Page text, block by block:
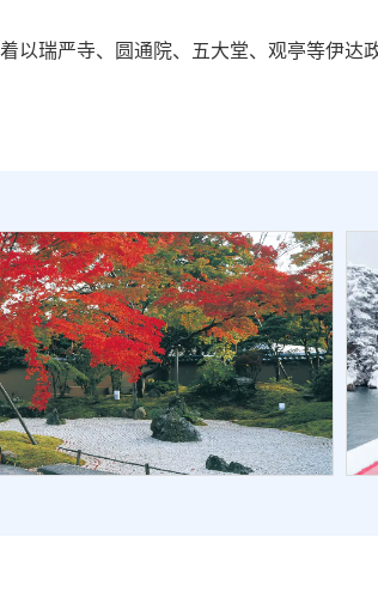
以瑞严寺、圆通院、五大堂、观亭等伊达